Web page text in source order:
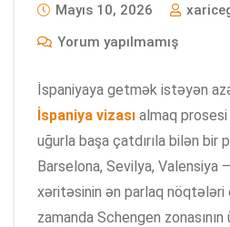
Mayıs 10, 2026
Yorum yapılmamış
İspaniyaya getmək istəyən
İspaniya vizası almaq prosesi
uğurla başa çatdırıla bilən bir
Barselona, Sevilya, Valensiya
xəritəsinin ən parlaq nöqtələri
zamanda Schengen zonasının